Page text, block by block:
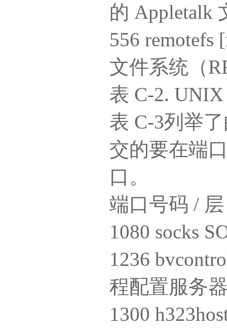
的 Appletalk
556 remotefs
文件系统（
表 C-2.
表 C-3列举
交的要在端
口。
端口号码 /
1080 socks
1236
程配置服务
1300